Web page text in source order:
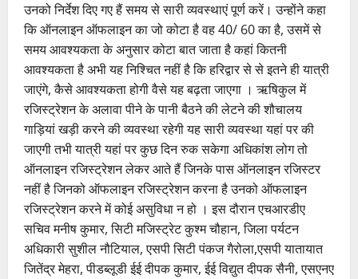
उनको निर्देश दिए गए हैं समय से सारी व्यवस्थाएं पूर्ण करें। उन्होंने कहा
कि ऑनलाइन ऑफलाइन का जो कोटा है वह 40/ 60 का है, उसमें से
समय आवश्यकता के अनुसार कोटा बात जाता है कहां कितनी
आवश्यकता है अभी यह निश्चित नहीं है कि हरिद्वार से से इतने ही यात्री
जाएंगे, कैसे आवश्यकता होगी वैसे यह बढ़ता जाएगा । ऋषिकुल में
रजिस्ट्रेशन के अलावा पीने के पानी बैठने की लेटने की शौचालय
गाड़ियां खड़ी करने की व्यवस्था रहेगी यह सारी व्यवस्था यहां पर की
जाएगी तभी यात्री यहां पर कुछ दिन रुक सकेगा अधिकांश लोग तो
ऑनलाइन रजिस्ट्रेशन लेकर आते हैं जिनके पास ऑनलाइन रजिस्टर
नहीं है जिनको ऑफलाइन रजिस्ट्रेशन करना है उनको ऑफलाइन
रजिस्ट्रेशन करने में कोई असुविधा न हो । इस दौरान एचआरडीए
सचिव मनीष कुमार, सिटी मजिस्ट्रेट कुश्म चौहान, जिला पर्यटन
अधिकारी सुशील नौटियाल, एसपी सिटी पंकज गैरोला,एसपी यातायात
जितेंद्र मेहरा, पीडब्लूडी ईई दीपक कुमार, ईई विद्युत दीपक सैनी, एसएनए